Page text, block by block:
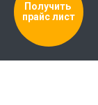
Получить
прайс лист